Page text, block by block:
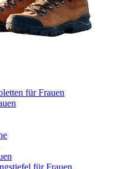
für Frauen
für Frauen